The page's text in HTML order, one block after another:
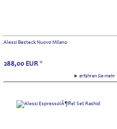
Alessi Besteck Nuovo Milano
► erfahren Sie
288,00 EUR *